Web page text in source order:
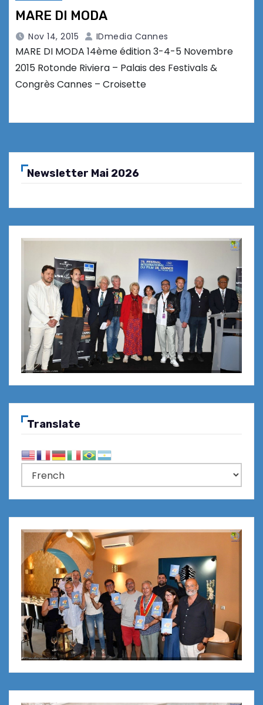
MARE DI MODA
Nov 14, 2015 IDmedia Cannes
MARE DI MODA 14ème édition 3-4-5 Novembre
2015 Rotonde Riviera – Palais des Festivals &
Congrès Cannes – Croisette
Newsletter Mai 2026
Translate